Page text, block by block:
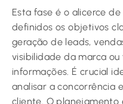
Esta fase é o alicerce
definidos os objetivos
geração de leads,
visibilidade da marca
informações. É crucial
analisar a concorrência
cliente. O